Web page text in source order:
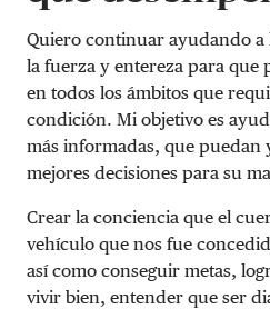
Quiero continuar ayudando a
la fuerza y entereza para que
en todos los ámbitos que
condición. Mi objetivo es
más informadas, que puedan
mejores decisiones para su
Crear la conciencia que el
vehículo que nos fue
así como conseguir metas,
vivir bien, entender que ser